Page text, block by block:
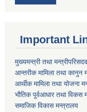
Important
मुख्यमन्त्री तथा
आन्तरीक मामिला तथा कानुन
आर्थीक मामिला तथा योजना
भौतिक पूर्वआधार तथा विकस
समाजिक विकास मन्त्रालय